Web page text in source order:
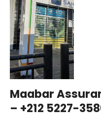
Maabar
– +212 5227-